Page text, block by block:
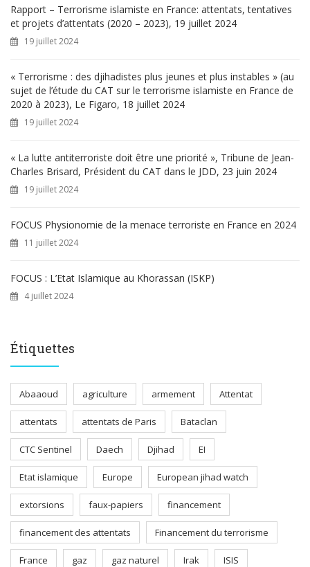
h
e
r
Rapport – Terrorisme islamiste en France: attentats, tentatives
et projets d’attentats (2020 – 2023), 19 juillet 2024
19 juillet 2024
« Terrorisme : des djihadistes plus jeunes et plus instables » (au
sujet de l’étude du CAT sur le terrorisme islamiste en France de
2020 à 2023), Le Figaro, 18 juillet 2024
19 juillet 2024
« La lutte antiterroriste doit être une priorité », Tribune de Jean-
Charles Brisard, Président du CAT dans le JDD, 23 juin 2024
19 juillet 2024
FOCUS Physionomie de la menace terroriste en France en 2024
11 juillet 2024
FOCUS : L’Etat Islamique au Khorassan (ISKP)
4 juillet 2024
Étiquettes
Abaaoud agriculture armement Attentat
attentats attentats de Paris Bataclan
CTC Sentinel Daech Djihad EI
Etat islamique Europe European jihad watch
extorsions faux-papiers financement
financement des attentats Financement du terrorisme
France gaz gaz naturel Irak ISIS